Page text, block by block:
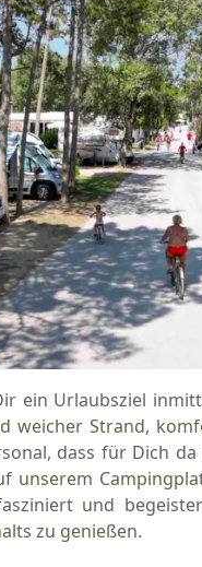
ein Urlaubsziel
weicher Strand,
dass für Dich
unserem
und
zu genießen.